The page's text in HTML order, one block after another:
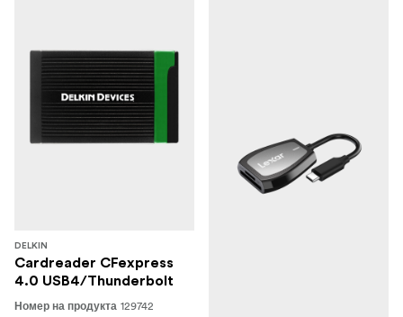
DELKIN
Cardreader CFexpress
4.0 USB4/Thunderbolt
Номер на продукта 129742